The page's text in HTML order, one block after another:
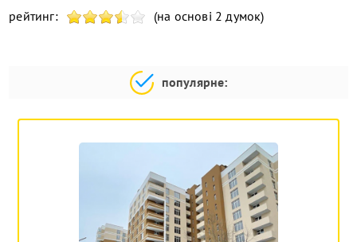
рейтинг: (на основі 2 думок)
популярне: